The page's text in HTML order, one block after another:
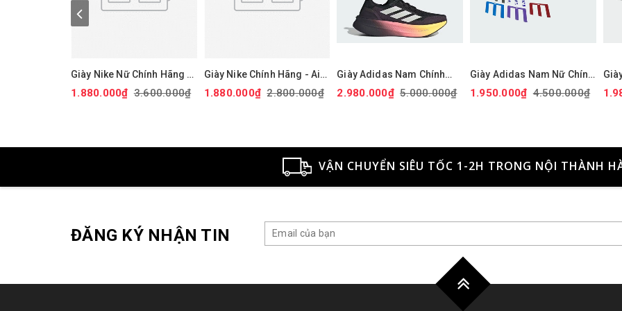
Giày Nike Nữ Chính Hãng -
Air Force 1 '07 Next Nature
- Màu hồng | JapanSport
1.880.000₫ 3.600.000₫
Giày Nike Chính Hãng - Air
Force 1 GS 'White Black' -
Đen/trắng/vàng |
1.880.000₫ 2.800.000₫
Giày Adidas Nam Chính
hãng - Ultraboost 5X - Màu
Đen | JapanSport JI1332
2.980.000₫ 5.000.000₫
Giày Adidas Nam Nữ Chính
Hãng - ULTRABOOST 1.0
ADICOLOR - Màu đen |
1.950.000₫ 4.500.000₫
VẬN CHUYỂN SIÊU TỐC 1-2H TRONG NỘI THÀNH
ĐĂNG KÝ NHẬN TIN